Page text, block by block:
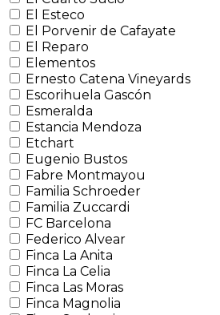
El Esteco
El Porvenir de Cafayate
El Reparo
Elementos
Ernesto Catena Vineyards
Escorihuela Gascón
Esmeralda
Estancia Mendoza
Etchart
Eugenio Bustos
Fabre Montmayou
Familia Schroeder
Familia Zuccardi
FC Barcelona
Federico Alvear
Finca La Anita
Finca La Celia
Finca Las Moras
Finca Magnolia